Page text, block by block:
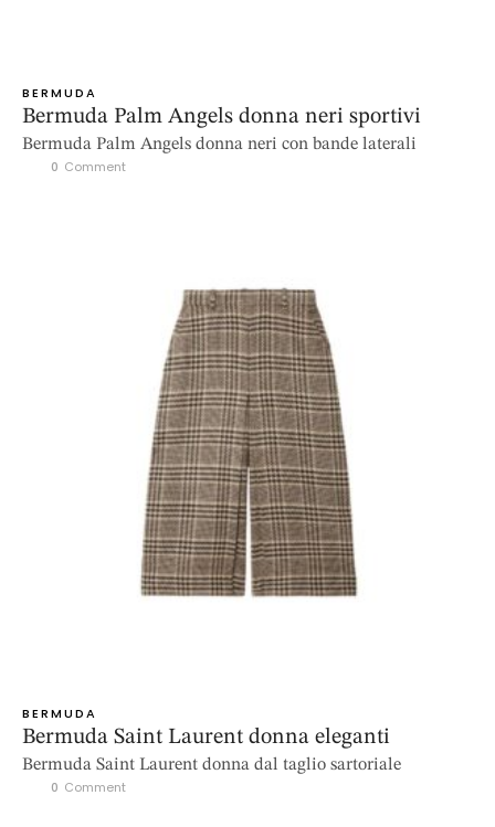
BERMUDA
Bermuda Palm Angels donna neri sportivi
Bermuda Palm Angels donna neri con bande laterali
0 Comment
BERMUDA
Bermuda Saint Laurent donna eleganti
Bermuda Saint Laurent donna dal taglio sartoriale
0 Comment